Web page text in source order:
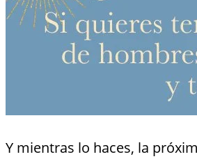
Y mientras lo haces, la